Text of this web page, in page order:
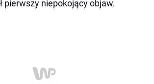
pierwszy niepokojący objaw.